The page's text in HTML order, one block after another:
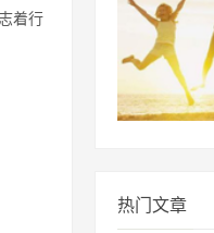
着行
热门文章